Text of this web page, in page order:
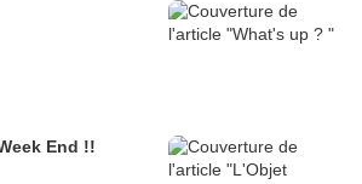
End !!